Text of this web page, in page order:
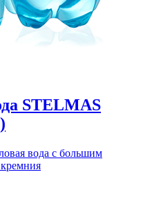
STELMAS
вода с большим